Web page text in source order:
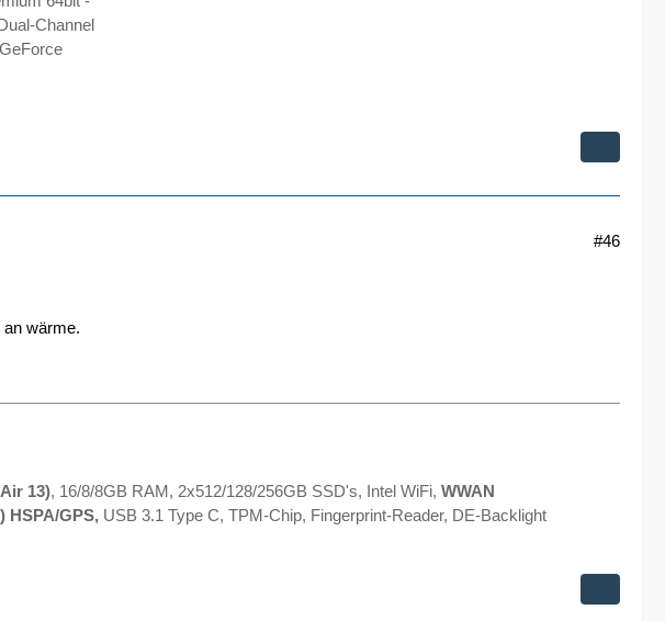
Channel
#46
an wärme.
13), 16/8/8GB RAM, 2x512/128/256GB SSD's, Intel WiFi, WWAN
HSPA/GPS, USB 3.1 Type C, TPM-Chip, Fingerprint-Reader, DE-Backlight